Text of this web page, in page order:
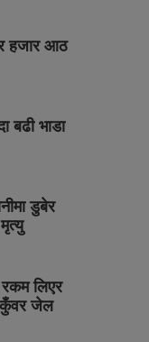
हजार आठ
बढी भाडा
डुबेर
रकम लिएर
कुँवर जेल